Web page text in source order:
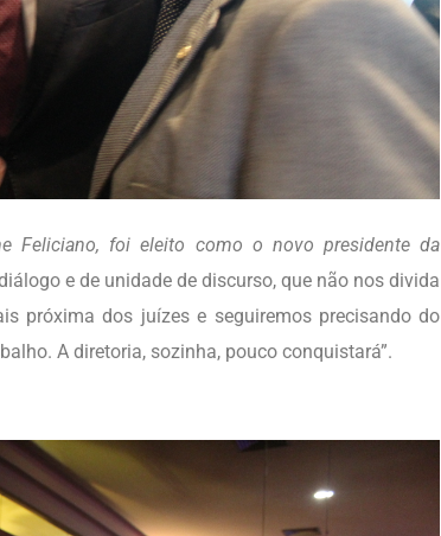
Feliciano, foi eleito como o novo presidente da
e de unidade de discurso, que não nos divida
próxima dos juízes e seguiremos precisando do
A diretoria, sozinha, pouco conquistará”.